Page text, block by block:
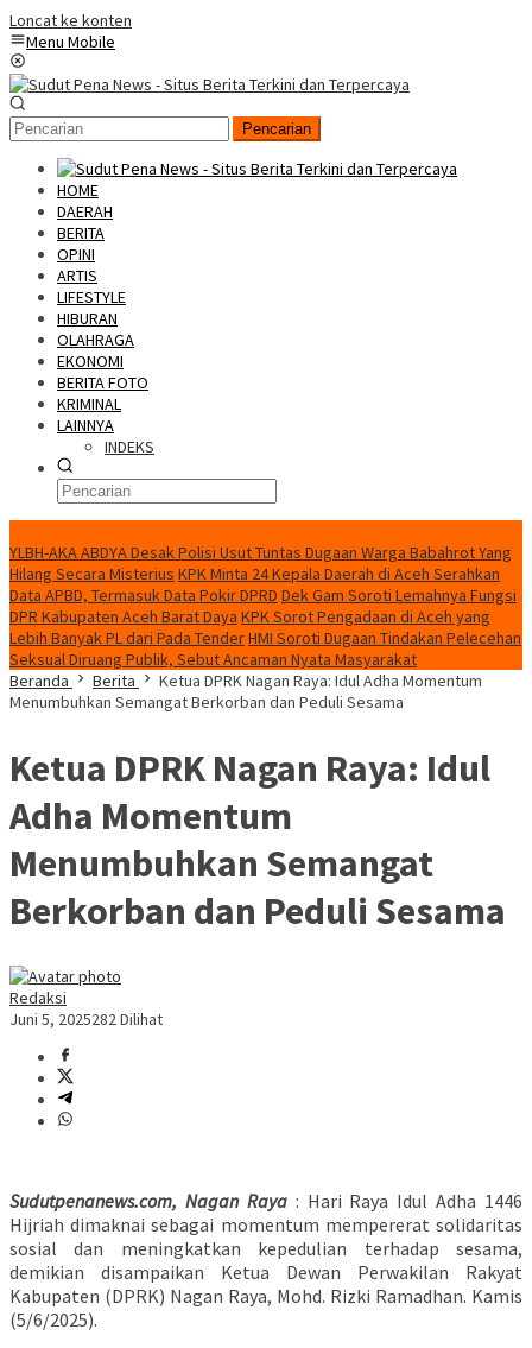
Loncat ke konten
Menu Mobile
Pencarian
HOME
DAERAH
BERITA
OPINI
ARTIS
LIFESTYLE
HIBURAN
OLAHRAGA
EKONOMI
BERITA FOTO
KRIMINAL
LAINNYA
INDEKS
YLBH-AKA ABDYA Desak Polisi Usut Tuntas Dugaan Warga Babahrot Yang
Hilang Secara Misterius KPK Minta 24 Kepala Daerah di Aceh Serahkan
Data APBD, Termasuk Data Pokir DPRD Dek Gam Soroti Lemahnya Fungsi
DPR Kabupaten Aceh Barat Daya KPK Sorot Pengadaan di Aceh yang
Lebih Banyak PL dari Pada TenderHMI Soroti Dugaan Tindakan Pelecehan
Seksual Diruang Publik, Sebut Ancaman Nyata Masyarakat
Beranda
Berita
Ketua DPRK Nagan Raya: Idul Adha Momentum
Menumbuhkan Semangat Berkorban dan Peduli Sesama
Ketua DPRK Nagan Raya: Idul
Adha Momentum
Menumbuhkan Semangat
Berkorban dan Peduli Sesama
Redaksi
Juni 5, 2025282 Dilihat
Sudutpenanews.com, Nagan Raya: Hari Raya Idul Adha 1446
Hijriah dimaknai sebagai momentum mempererat solidaritas
sosial dan meningkatkan kepedulian terhadap sesama,
demikian disampaikan Ketua Dewan Perwakilan Rakyat
Kabupaten (DPRK) Nagan Raya, Mohd. Rizki Ramadhan. Kamis
(5/6/2025).